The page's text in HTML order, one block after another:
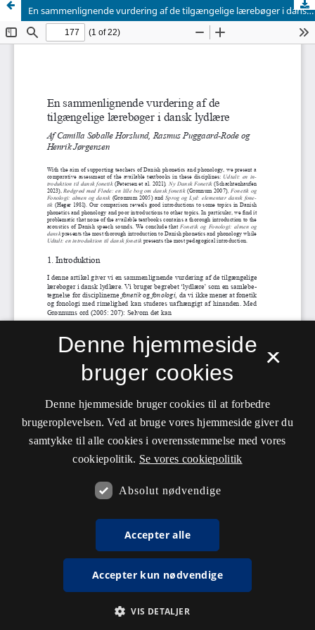
En sammenlignende vurdering af de tilgængelige lærebøger i dansk lydlære
×
Denne hjemmeside
bruger cookies
Denne hjemmeside bruger cookies til at forbedre
brugeroplevelsen. Ved at bruge vores hjemmeside giver du
samtykke til alle cookies i overensstemmelse med vores
cookiepolitik. Se vores cookiepolitik
Absolut nødvendige
Accepter alle
Accepter kun nødvendige
VIS DETALJER